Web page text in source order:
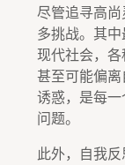
尽管追寻高
多挑战。其
现代社会，各
甚至可能偏
诱惑，是每
问题。
此外，自我